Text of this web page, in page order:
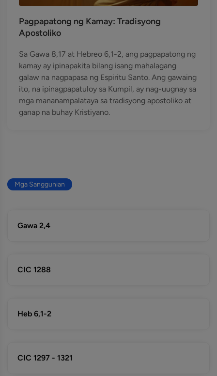
Pagpapatong ng Kamay: Tradisyong
Apostoliko
Sa Gawa 8,17 at Hebreo 6,1-2, ang pagpapatong ng
kamay ay ipinapakita bilang isang mahalagang
galaw na nagpapasa ng Espiritu Santo. Ang gawaing
ito, na ipinagpapatuloy sa Kumpil, ay nag-uugnay sa
mga mananampalataya sa tradisyong apostoliko at
ganap na buhay Kristiyano.
Mga Sanggunian
Gawa 2,4
CIC 1288
Heb 6,1-2
CIC 1297 - 1321